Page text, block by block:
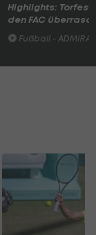
Highlights:
den FAC
Fußball -